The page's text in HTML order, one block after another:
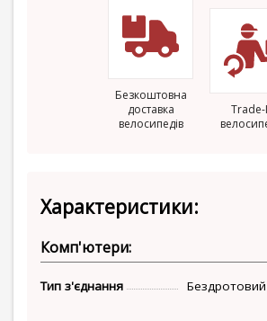
Безкоштовна
доставка
велосипедів
Trade-
Характеристики:
Комп'ютери:
Тип з'єднання Бездротовий